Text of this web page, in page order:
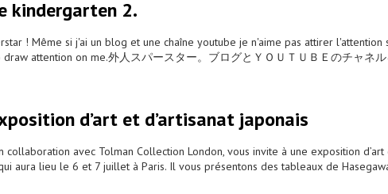
kindergarten 2.
! Même si j'ai un blog et une chaîne youtube je n'aime pas attirer
attention on me.外人スパースター。ブログとＹＯＵＴＵＢＥのチャネ
d’art et d’artisanat japonais
collaboration avec Tolman Collection London, vous invite à une exposition
aura lieu le 6 et 7 juillet à Paris. Il vous présentons des tableaux de Hasegawa